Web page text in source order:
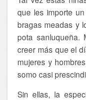
que les importe
bragas meadas y
pota sanluqueña.
creer más que el
mujeres y
somo casi
Sin ellas, la